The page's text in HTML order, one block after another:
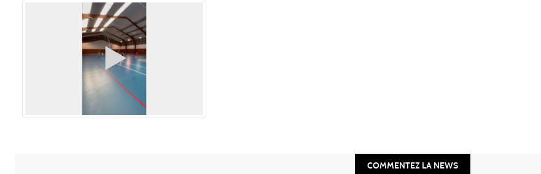
COMMENTEZ LA NEWS